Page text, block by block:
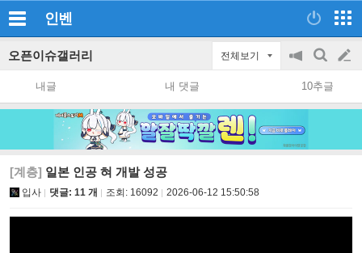
인벤
오픈이슈갤러리 전체보기
공
지
on/off
검
색
글
쓰
내글 내 댓글 10추글
[계층] 일본 인공 혀 개발 성공
입사 댓글: 11 개 조회: 16092 2026-06-12 15:50:58